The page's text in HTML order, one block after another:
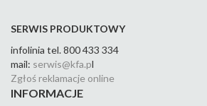
SERWIS PRODUKTOWY
infolinia tel. 800 433 334
mail: serwis@kfa.pl
Zgłoś reklamacje online
INFORMACJE